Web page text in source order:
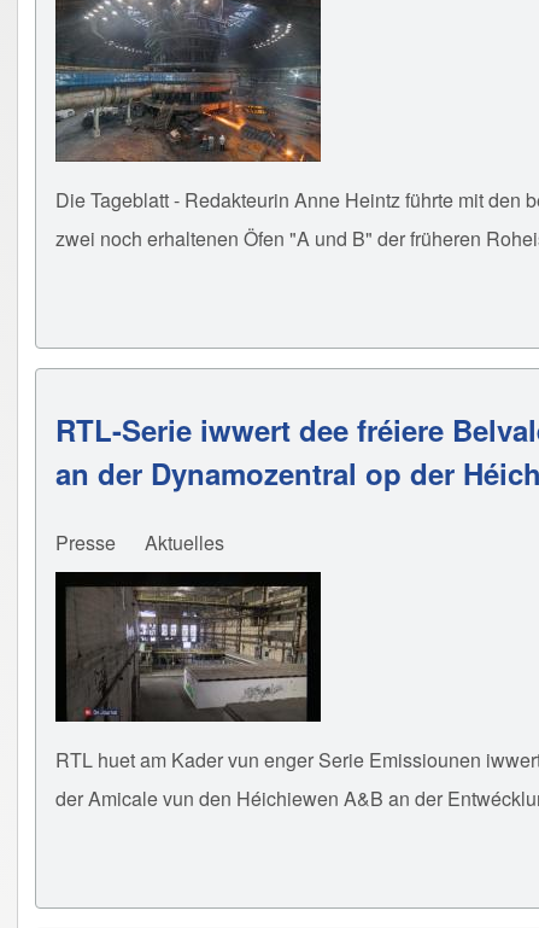
Die Tageblatt - Redakteurin Anne Heintz führte mit
zwei noch erhaltenen Öfen "A und B" der früheren
RTL-Serie iwwert dee fréiere
an der Dynamozentral op der
Presse Aktuelles
RTL huet am Kader vun enger Serie Emissiounen
der Amicale vun den Héichiewen A&B an der